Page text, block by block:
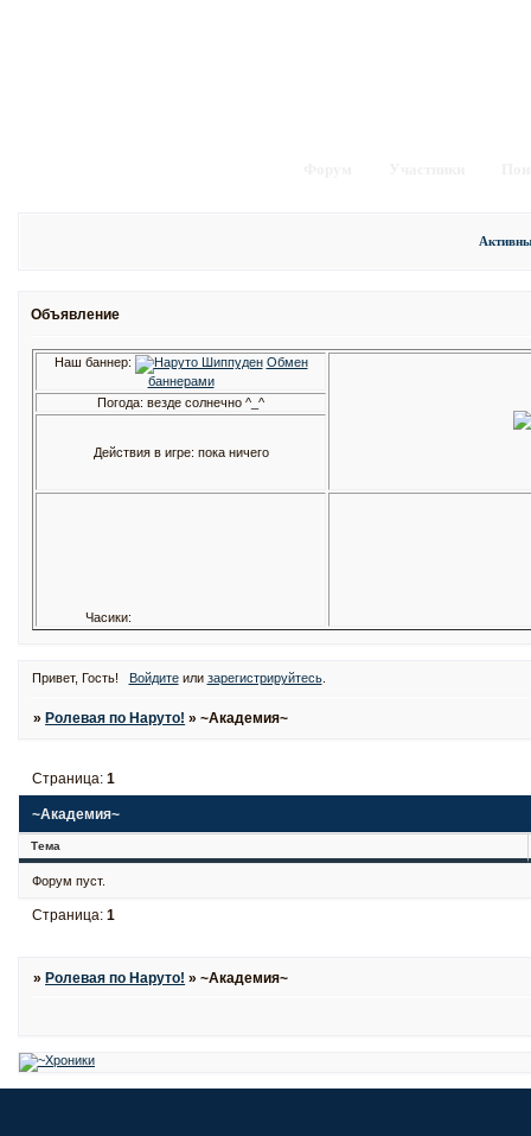
Объявление
Наш баннер:
Обмен
баннерами
Погода: везде солнечно ^_^
Действия в игре: пока ничего
Часики:
Привет, Гость! Войдитеили зарегистрируйтесь.
» Ролевая по Наруто! »~Академия~
~Академия~
Страница:1
Тема
Форум пуст.
Страница:1
»Ролевая по Наруто! »~Академия~